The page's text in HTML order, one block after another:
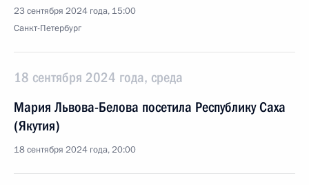
23 сентября 2024 года, 15:00
Санкт-Петербург
18 сентября 2024 года, среда
Мария Львова-Белова посетила Республику Саха
(Якутия)
18 сентября 2024 года, 20:00